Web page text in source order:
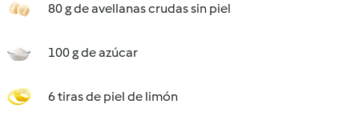
80 g de avellanas crudas sin piel
100 g de azúcar
6 tiras de piel de limón